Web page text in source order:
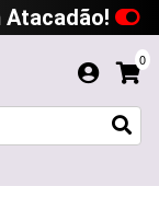
Atacadão!
0